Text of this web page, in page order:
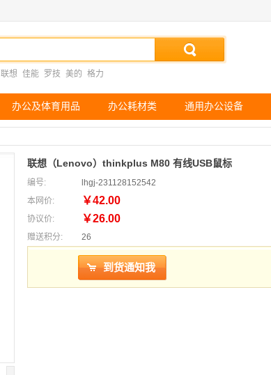
联想 佳能 罗技 美的 格力
办公及体育用品 办公耗材类 通用办公设备
联想（Lenovo）thinkplus M80 有线USB鼠标
编号:
lhgj-231128152542
本网价:
￥42.00
协议价: ￥26.00
赠送积分: 26